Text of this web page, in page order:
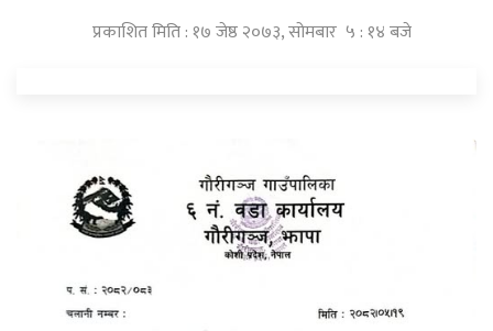
प्रकाशित मिति : १७ जेष्ठ २०७३, सोमबार ५ : १४ बजे